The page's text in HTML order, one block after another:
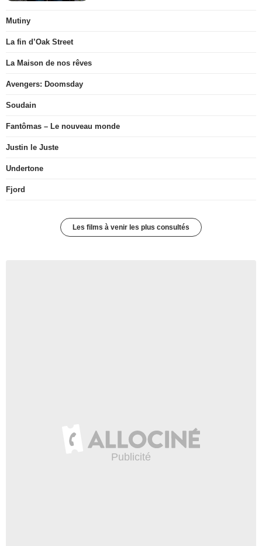
Mutiny
La fin d’Oak Street
La Maison de nos rêves
Avengers: Doomsday
Soudain
Fantômas – Le nouveau monde
Justin le Juste
Undertone
Fjord
Les films à venir les plus consultés